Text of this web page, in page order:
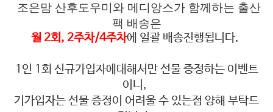
조은맘 산후도우미와 메디앙스가 함께하는 출산
팩 배송은
월 2회, 2주차/4주차에 일괄 배송진행됩니다.
1인 1회 신규가입자에대해서만 선물 증정하는 이벤트
이니,
기가입자는 선물 증정이 어려울 수 있는점 양해 부탁드